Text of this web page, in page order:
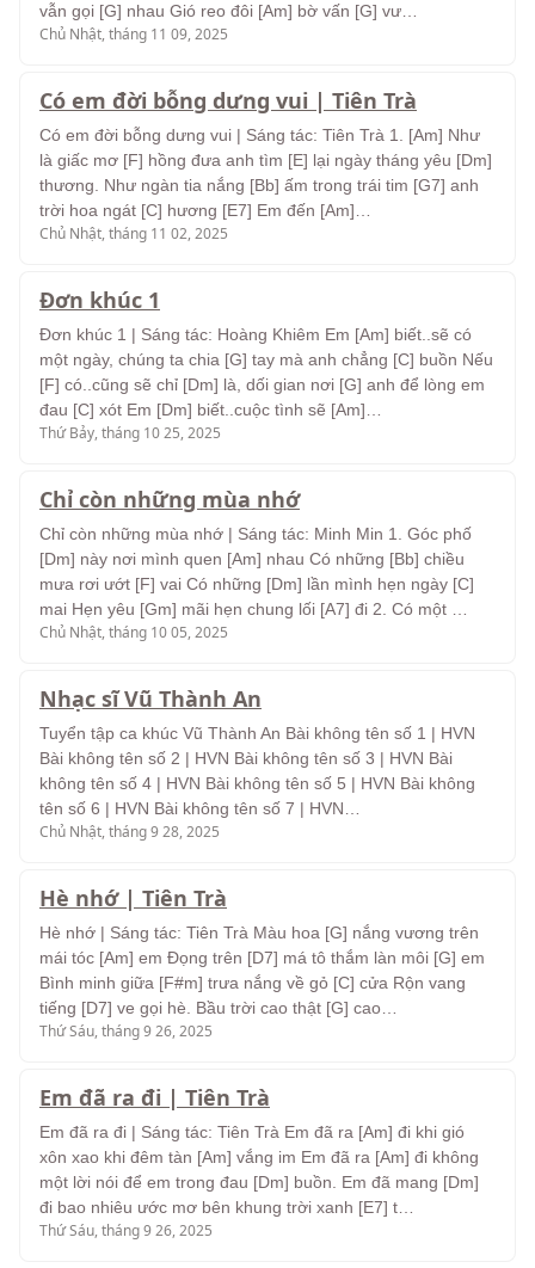
vẫn gọi [G] nhau Gió reo đôi [Am] bờ vấn [G] vư…
Chủ Nhật, tháng 11 09, 2025
Có em đời bỗng dưng vui | Tiên Trà
Có em đời bỗng dưng vui | Sáng tác: Tiên Trà 1. [Am] Như
là giấc mơ [F] hồng đưa anh tìm [E] lại ngày tháng yêu [Dm]
thương. Như ngàn tia nắng [Bb] ấm trong trái tim [G7] anh
trời hoa ngát [C] hương [E7] Em đến [Am]…
Chủ Nhật, tháng 11 02, 2025
Đơn khúc 1
Đơn khúc 1 | Sáng tác: Hoàng Khiêm Em [Am] biết..sẽ có
một ngày, chúng ta chia [G] tay mà anh chẳng [C] buồn Nếu
[F] có..cũng sẽ chỉ [Dm] là, dối gian nơi [G] anh để lòng em
đau [C] xót Em [Dm] biết..cuộc tình sẽ [Am]…
Thứ Bảy, tháng 10 25, 2025
Chỉ còn những mùa nhớ
Chỉ còn những mùa nhớ | Sáng tác: Minh Min 1. Góc phố
[Dm] này nơi mình quen [Am] nhau Có những [Bb] chiều
mưa rơi ướt [F] vai Có những [Dm] lần mình hẹn ngày [C]
mai Hẹn yêu [Gm] mãi hẹn chung lối [A7] đi 2. Có một …
Chủ Nhật, tháng 10 05, 2025
Nhạc sĩ Vũ Thành An
Tuyển tập ca khúc Vũ Thành An Bài không tên số 1 | HVN
Bài không tên số 2 | HVN Bài không tên số 3 | HVN Bài
không tên số 4 | HVN Bài không tên số 5 | HVN Bài không
tên số 6 | HVN Bài không tên số 7 | HVN…
Chủ Nhật, tháng 9 28, 2025
Hè nhớ | Tiên Trà
Hè nhớ | Sáng tác: Tiên Trà Màu hoa [G] nắng vương trên
mái tóc [Am] em Đọng trên [D7] má tô thắm làn môi [G] em
Bình minh giữa [F#m] trưa nắng về gỏ [C] cửa Rộn vang
tiếng [D7] ve gọi hè. Bầu trời cao thật [G] cao…
Thứ Sáu, tháng 9 26, 2025
Em đã ra đi | Tiên Trà
Em đã ra đi | Sáng tác: Tiên Trà Em đã ra [Am] đi khi gió
xôn xao khi đêm tàn [Am] vắng im Em đã ra [Am] đi không
một lời nói để em trong đau [Dm] buồn. Em đã mang [Dm]
đi bao nhiêu ước mơ bên khung trời xanh [E7] t…
Thứ Sáu, tháng 9 26, 2025